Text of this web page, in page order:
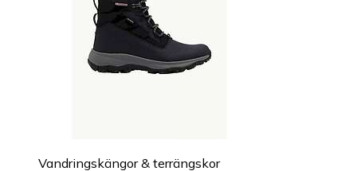
Vandringskängor & terrängskor